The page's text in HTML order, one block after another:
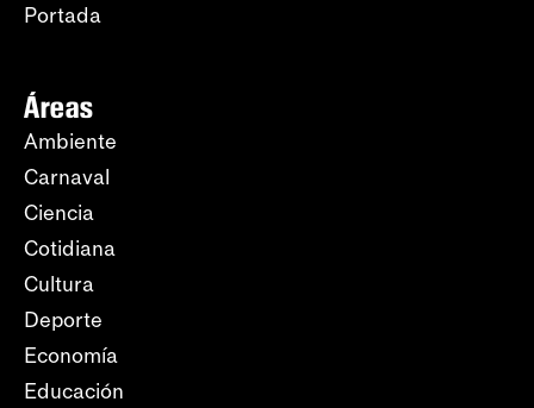
Portada
Áreas
Ambiente
Carnaval
Ciencia
Cotidiana
Cultura
Deporte
Economía
Educación